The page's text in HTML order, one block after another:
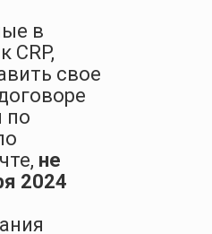
в
CRP,
свое
по
не
2024